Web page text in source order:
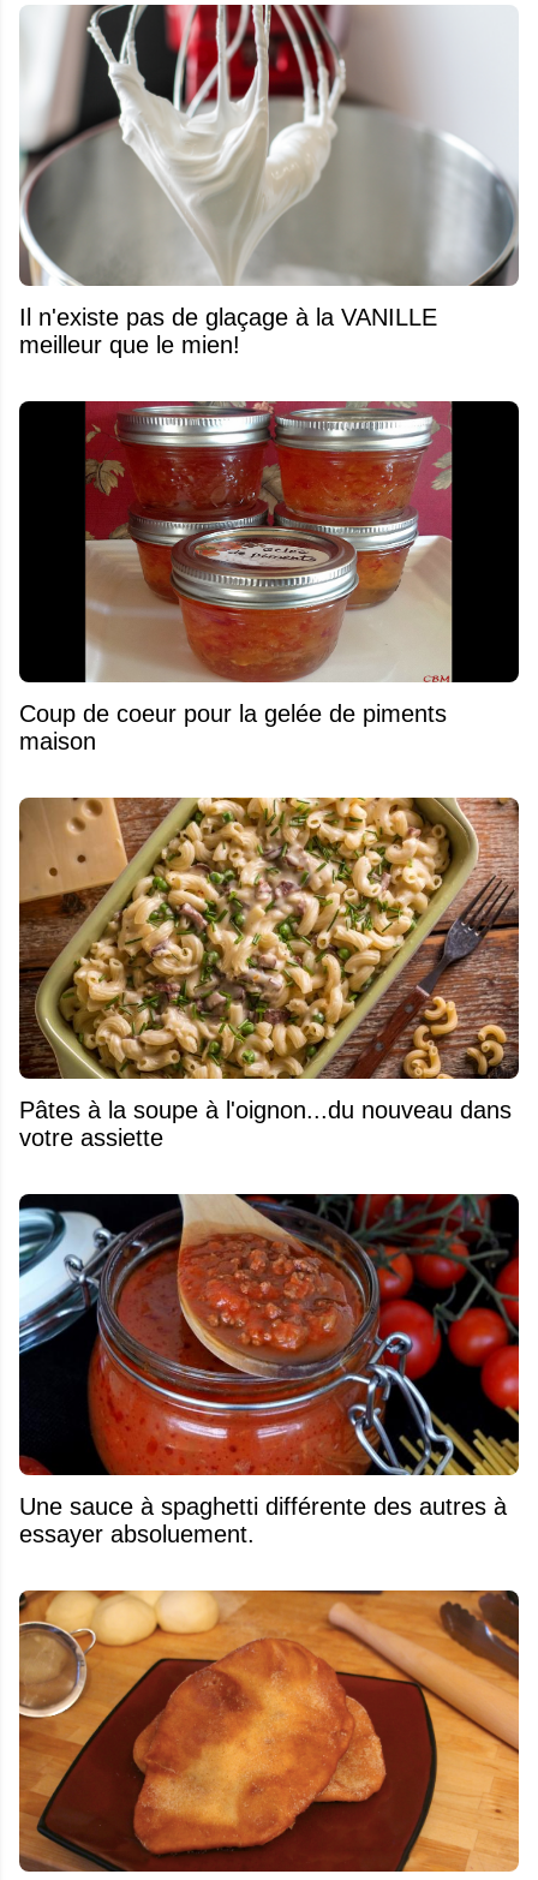
Il n'existe pas de glaçage à la VANILLE
meilleur que le mien!
Coup de coeur pour la gelée de piments
maison
Pâtes à la soupe à l'oignon...du nouveau dans
votre assiette
Une sauce à spaghetti différente des autres à
essayer absoluement.